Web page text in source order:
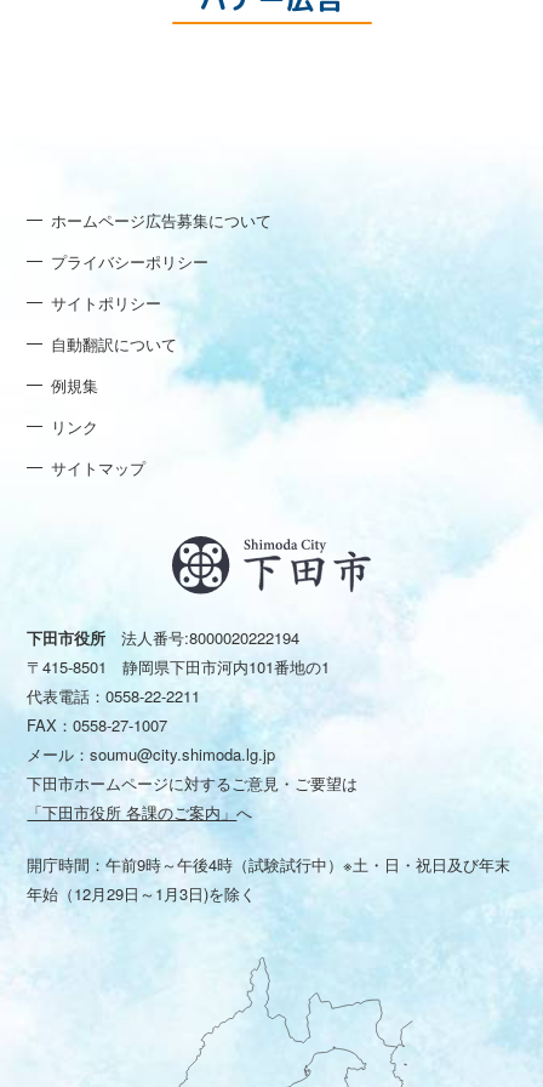
ホームページ広告募集について
プライバシーポリシー
サイトポリシー
自動翻訳について
例規集
リンク
サイトマップ
下田市役所 法人番号:8000020222194
〒415-8501 静岡県下田市河内101番地の1
代表電話：0558-22-2211
FAX：0558-27-1007
メール：soumu@city.shimoda.lg.jp
下田市ホームページに対するご意見・ご要望は
「下田市役所 各課のご案内」へ
開庁時間：午前9時～午後4時（試験試行中）※土・日・祝日及び年末
年始（12月29日～1月3日)を除く